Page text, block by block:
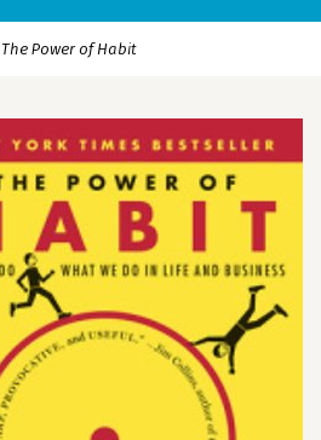
The Power of Habit